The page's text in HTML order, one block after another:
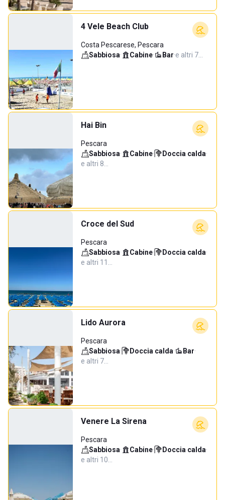
4 Vele Beach Club
Costa Pescarese, Pescara
Sabbiosa· Cabine· Bar·e altri 7…
Hai Bin
Pescara
Sabbiosa· Cabine· Doccia calda·
e altri 8…
Croce del Sud
Pescara
Sabbiosa· Cabine· Doccia calda·
e altri 11…
Lido Aurora
Pescara
Sabbiosa· Doccia calda· Bar·
e altri 7…
Venere La Sirena
Pescara
Sabbiosa· Cabine· Doccia calda·
e altri 10…